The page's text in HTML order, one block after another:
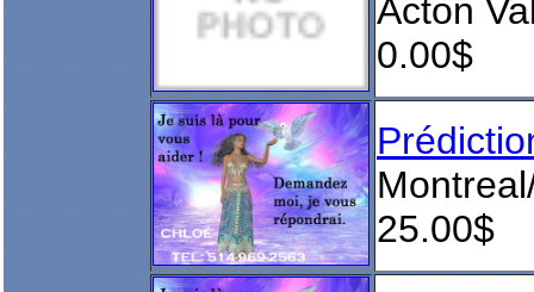
Acton
0.00$
25.00$